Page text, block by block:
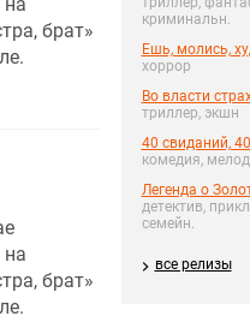
криминальн.
Ешь, молись,
хоррор
Во власти
триллер, экшн
40 свиданий,
комедия,
Легенда о
детектив,
семейн.
все релизы
брат»
.
брат»
.